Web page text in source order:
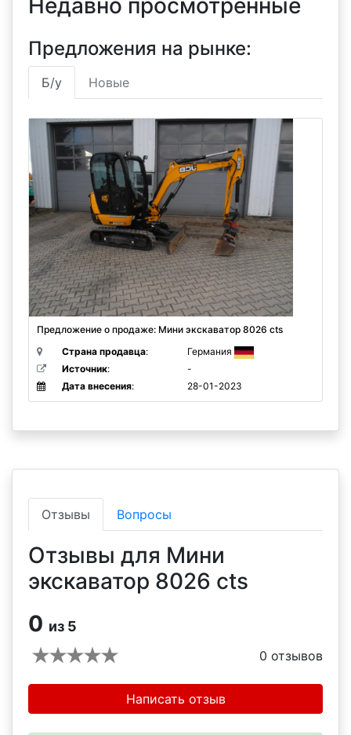
Недавно просмотренные
Предложения на рынке:
Б/у Новые
Предложение о продаже: Мини экскаватор 8026 cts
Страна продавца:
Германия
Источник:
-
Дата внесения: 28-01-2023
Отзывы Вопросы
Отзывы для Мини
экскаватор 8026 cts
0 из 5
0 отзывов
Написать отзыв